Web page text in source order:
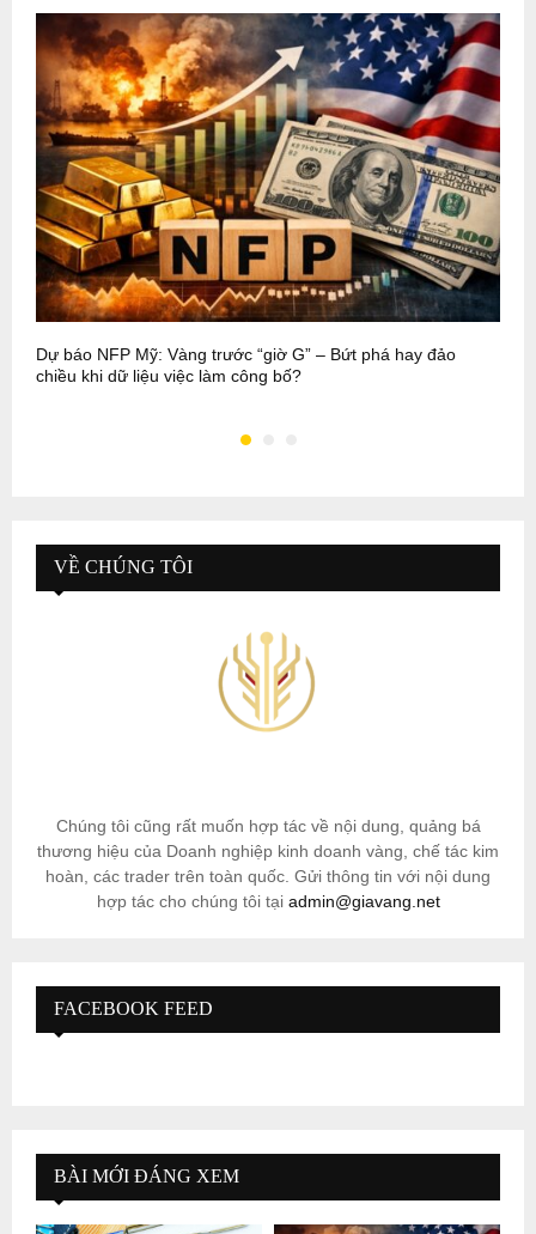
Dự báo NFP Mỹ: Vàng trước “giờ G” – Bứt phá hay đảo
chiều khi dữ liệu việc làm công bố?
VỀ CHÚNG TÔI
Chúng tôi cũng rất muốn hợp tác về nội dung, quảng bá
thương hiệu của Doanh nghiệp kinh doanh vàng, chế tác kim
hoàn, các trader trên toàn quốc. Gửi thông tin với nội dung
hợp tác cho chúng tôi tại admin@giavang.net
FACEBOOK FEED
BÀI MỚI ĐÁNG XEM